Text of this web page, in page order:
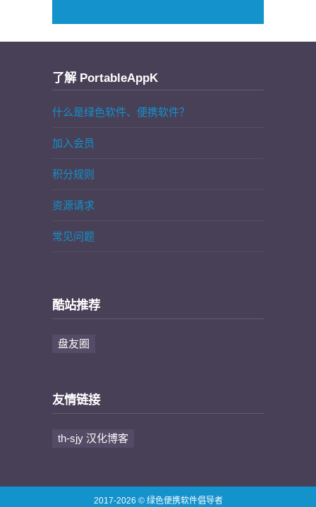
了解 PortableAppK
什么是绿色软件、便携软件？
加入会员
积分规则
资源请求
常见问题
酷站推荐
盘友圈
友情链接
th-sjy 汉化博客
2017-2026 © 绿色便携软件倡导者